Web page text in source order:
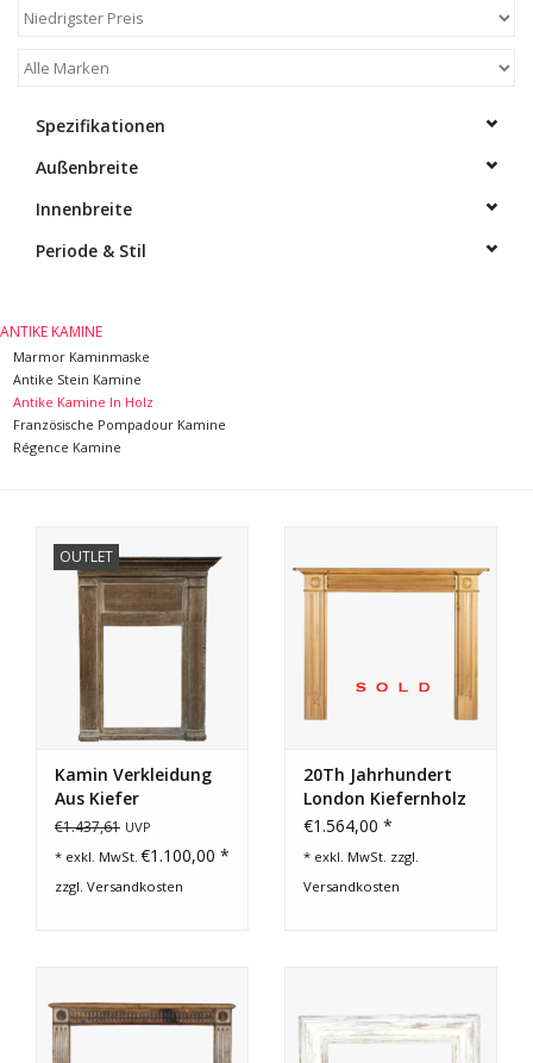
Spezifikationen
Außenbreite
Innenbreite
Periode & Stil
ANTIKE KAMINE
Marmor Kaminmaske
Antike Stein Kamine
Antike Kamine In Holz
Französische Pompadour Kamine
Régence Kamine
OUTLET
Kamin Verkleidung
Aus Kiefer
€1.437,61 UVP
€1.100,00 *
* exkl. MwSt.
zzgl. Versandkosten
20Th Jahrhundert
London Kiefernholz
Kamin
€1.564,00 *
* exkl. MwSt. zzgl.
Versandkosten